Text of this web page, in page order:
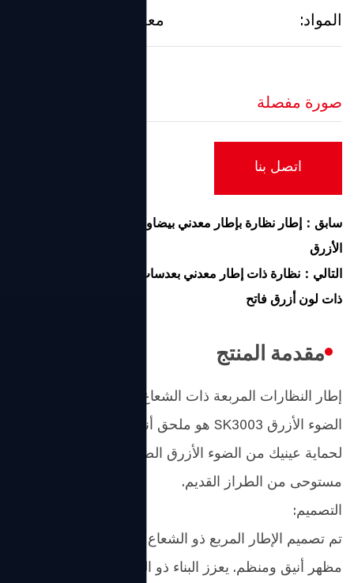
المواد: معدن β-التيتانيوم
صورة مفصلة
اتصل بنا
سابق：إطار نظارة بإطار معدني بيضاوي للجنسين يحجب الضوء
الأزرق
التالي：نظارة ذات إطار معدني بعدسات شفافة مربعة صغيرة
ذات لون أزرق فاتح
مقدمة المنتج
إطار النظارات المربعة ذات الشعاع المزدوج للنساء ذو ​​
الضوء الأزرق SK3003 هو ملحق أنيق وعملي مصمم
لحماية عينيك من الضوء الأزرق الضار مع توفير مظهر أنيق
مستوحى من الطراز القديم.
التصميم:
تم تصميم الإطار المربع ذو الشعاع المزدوج بدقة لتوفير
مظهر أنيق ومنظم. يعزز البناء ذو ​​الشعاعين المظهر